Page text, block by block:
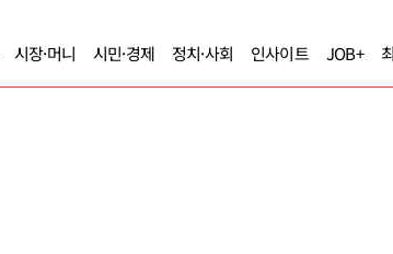
시장·머니 시민·경제 정치·사회 인사이트 JOB+